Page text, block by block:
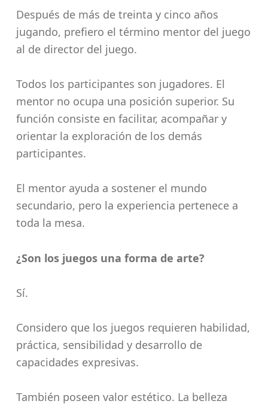
Después de más de treinta y cinco años
jugando, prefiero el término mentor del juego
al de director del juego.
Todos los participantes son jugadores. El
mentor no ocupa una posición superior. Su
función consiste en facilitar, acompañar y
orientar la exploración de los demás
participantes.
El mentor ayuda a sostener el mundo
secundario, pero la experiencia pertenece a
toda la mesa.
¿Son los juegos una forma de arte?
Sí.
Considero que los juegos requieren habilidad,
práctica, sensibilidad y desarrollo de
capacidades expresivas.
También poseen valor estético. La belleza